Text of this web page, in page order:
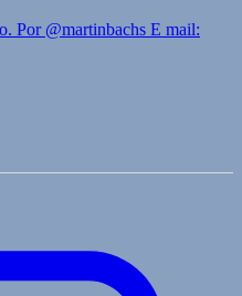
Por @martinbachs E mail: